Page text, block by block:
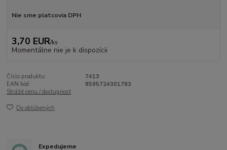
Nie sme platcovia DPH
3,70 EUR/ks
Momentálne nie je k dispozícii
Číslo produktu:
7413
EAN kód:
8595724301783
Strážiť cenu / dostupnosť
Do obľúbených
Expedujeme